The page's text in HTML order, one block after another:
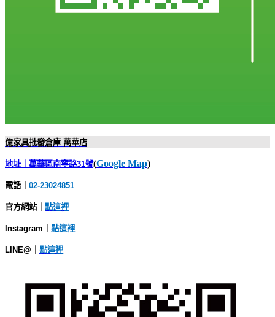
億家具批發倉庫 萬華店
地址｜萬華區南寧路31號(Google Map)
電話｜ 02-23024851
官方網站｜ 點這裡
Instagram｜ 點這裡
LINE@｜ 點這裡